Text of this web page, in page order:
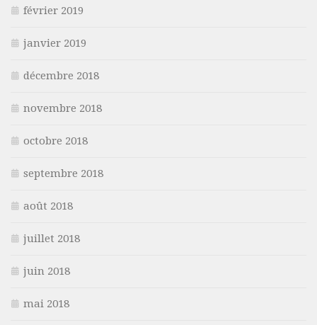
février 2019
janvier 2019
décembre 2018
novembre 2018
octobre 2018
septembre 2018
août 2018
juillet 2018
juin 2018
mai 2018